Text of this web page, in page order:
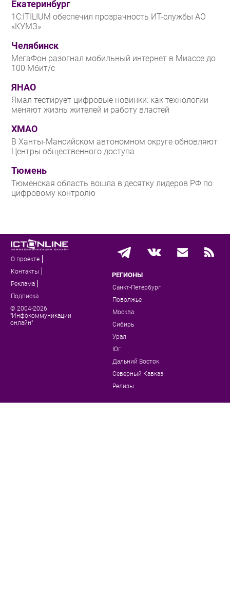
Екатеринбург
1С:ITILIUM обеспечил прозрачность ИТ-службы АО
«КУМЗ»
Челябинск
МегаФон разогнал мобильный интернет в Миассе до
100 Мбит/с
ЯНАО
Ямал тестирует цифровые новинки: как технологии
меняют жизнь жителей и работу властей
ХМАО
В Ханты-Мансийском автономном округе обновляют
Центры общественного доступа
Тюмень
Тюменская область вошла в десятку лидеров РФ по
цифровому контролю
О проекте
Контакты
Реклама
Подписка
© 2004-2026
"Инфокоммуникации
онлайн"
РЕГИОНЫ
Санкт-Петербург
Поволжье
Москва
Сибирь
Урал
Юг
Дальний Восток
Северный Кавказ
Релизы